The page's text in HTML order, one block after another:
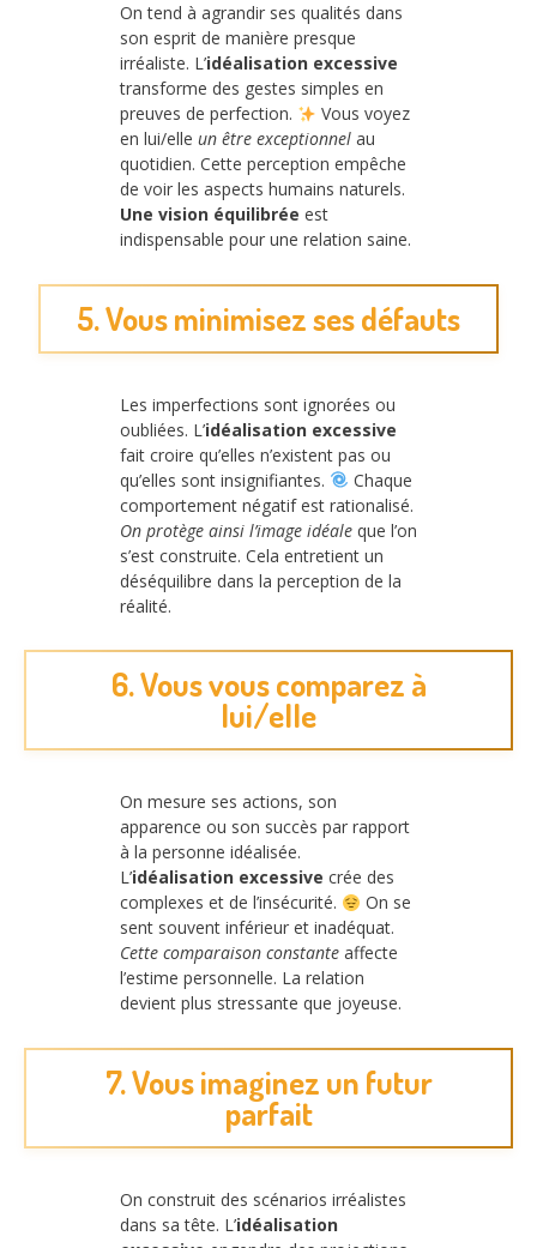
On tend à agrandir ses qualités dans
son esprit de manière presque
irréaliste. L’idéalisation excessive
transforme des gestes simples en
preuves de perfection.
Vous voyez
en lui/elle un être exceptionnel au
quotidien. Cette perception empêche
de voir les aspects humains naturels.
Une vision équilibrée est
indispensable pour une relation saine.
5. Vous minimisez ses défauts
Les imperfections sont ignorées ou
oubliées. L’idéalisation excessive
fait croire qu’elles n’existent pas ou
qu’elles sont insignifiantes.
Chaque
comportement négatif est rationalisé.
On protège ainsi l’image idéale que l’on
s’est construite. Cela entretient un
déséquilibre dans la perception de la
réalité.
6. Vous vous comparez à
lui/elle
On mesure ses actions, son
apparence ou son succès par rapport
à la personne idéalisée.
L’idéalisation excessive crée des
complexes et de l’insécurité.
On se
sent souvent inférieur et inadéquat.
Cette comparaison constante affecte
l’estime personnelle. La relation
devient plus stressante que joyeuse.
7. Vous imaginez un futur
parfait
On construit des scénarios irréalistes
dans sa tête. L’idéalisation